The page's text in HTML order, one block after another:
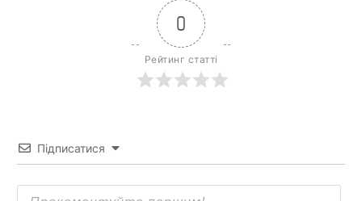
0
Рейтинг статті
Підписатися